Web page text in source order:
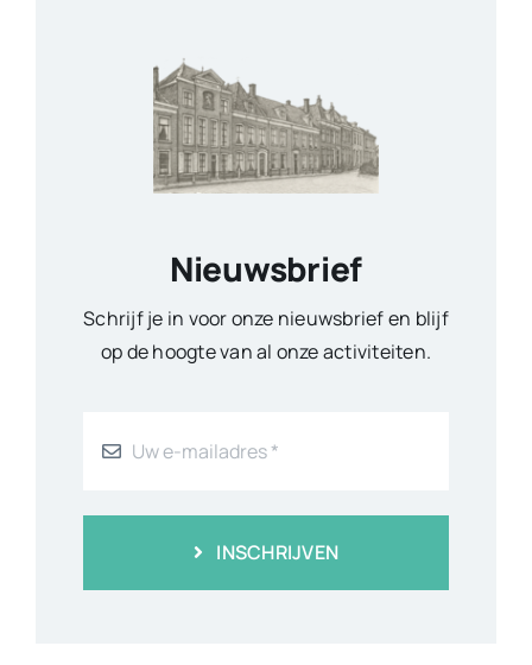
Nieuwsbrief
Schrijf je in voor onze nieuwsbrief en blijf
op de hoogte van al onze activiteiten.
INSCHRIJVEN